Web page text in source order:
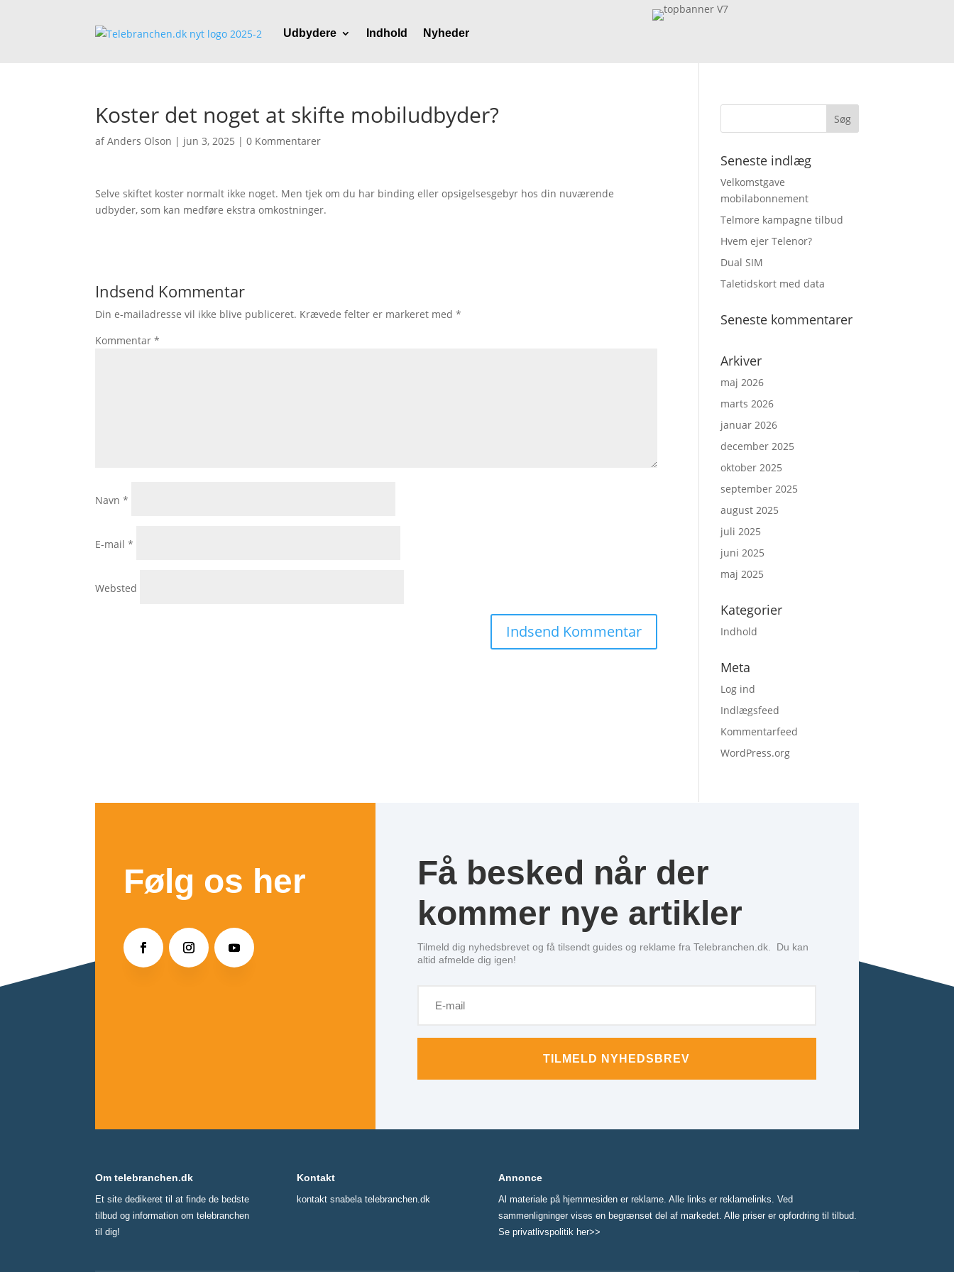
Udbydere Indhold Nyheder
Koster det noget at skifte mobiludbyder?
afAnders Olson | jun 3, 2025 |0 Kommentarer
Selve skiftet koster normalt ikke noget. Men tjek om du har binding eller opsigelsesgebyr hos din nuværende
udbyder, som kan medføre ekstra omkostninger.
Indsend Kommentar
Din e-mailadresse vil ikke blive publiceret. Krævede felter er markeret med*
Kommentar*
Navn*
E-mail*
Websted
Seneste indlæg
Velkomstgave
mobilabonnement
Telmore kampagne tilbud
Hvem ejer Telenor?
Dual SIM
Taletidskort med data
Seneste kommentarer
Arkiver
maj 2026
marts 2026
januar 2026
december 2025
oktober 2025
september 2025
august 2025
juli 2025
juni 2025
maj 2025
Kategorier
Indhold
Meta
Log ind
Indlægsfeed
Kommentarfeed
WordPress.org
Følg os her
Få besked når der
kommer nye artikler
Tilmeld dig nyhedsbrevet og få tilsendt guides og reklame fra Telebranchen.dk. Du kan
altid afmelde dig igen!
TILMELD NYHEDSBREV
Om telebranchen.dk
Et site dedikeret til at finde de bedste
tilbud og information om telebranchen
til dig!
Kontakt
kontakt snabela telebranchen.dk
Annonce
Al materiale på hjemmesiden er reklame. Alle links er reklamelinks. Ved
sammenligninger vises en begrænset del af markedet. Alle priser er opfordring til tilbud.
Se privatlivspolitik her>>